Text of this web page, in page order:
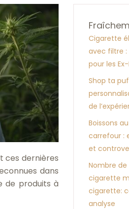
ces dernières
dans
de produits à
Cigarette
avec filtre
pour les
Shop ta
de
Boissons
carrefour :
et
Nombre de
cigarette
cigarette:
analyse